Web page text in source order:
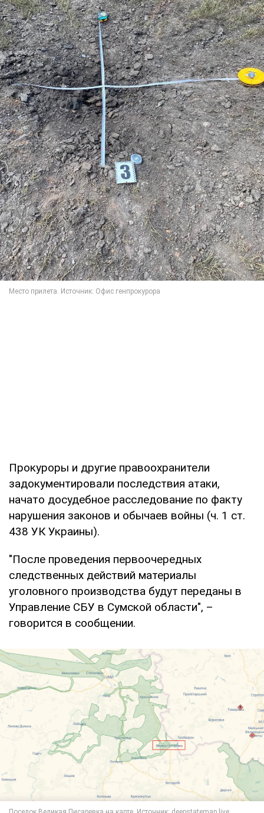
Прокуроры и другие правоохранители
задокументировали последствия атаки,
начато досудебное расследование по факту
нарушения законов и обычаев войны (ч. 1 ст.
438 УК Украины).
"После проведения первоочередных
следственных действий материалы
уголовного производства будут переданы в
Управление СБУ в Сумской области", –
говорится в сообщении.